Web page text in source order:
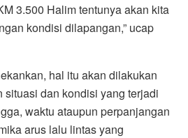
3.500 Halim tentunya akan kita
kondisi dilapangan,” ucap
hal itu akan dilakukan
situasi dan kondisi yang terjadi
waktu ataupun perpanjangan
arus lalu lintas yang